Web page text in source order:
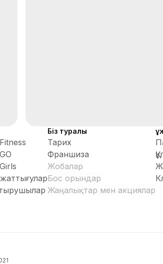
Біз туралы
Тарих
Франшиза
Жобалар
Бос орындар
Жаңалықтар мен акциялар